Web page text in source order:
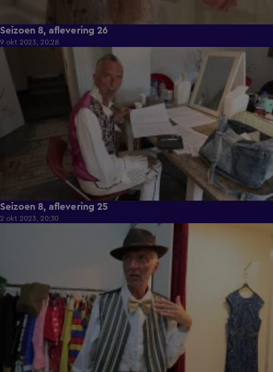
Seizoen 8, aflevering 26
9 okt 2023, 20:28
Seizoen 8, aflevering 25
2 okt 2023, 20:30